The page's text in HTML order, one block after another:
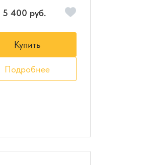
5 400 руб.
Купить
Подробнее